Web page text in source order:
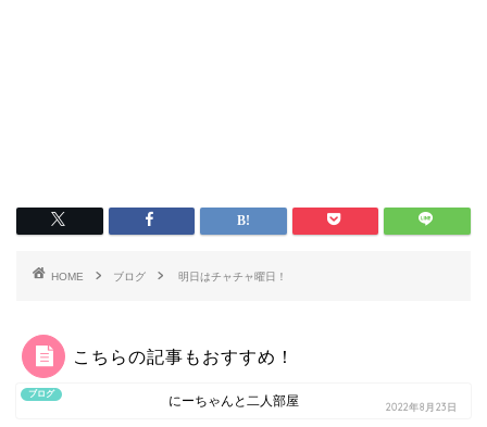
HOME ブログ 明日はチャチャ曜日！
こちらの記事もおすすめ！
ブログ にーちゃんと二人部屋 2022年8月23日